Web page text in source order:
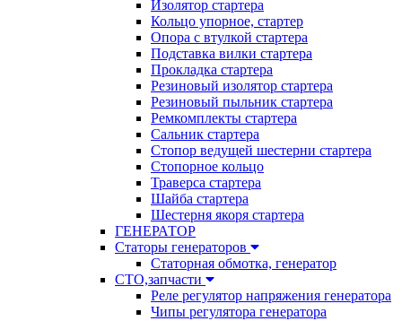
Изолятор стартера
Кольцо упорное, стартер
Опора с втулкой стартера
Подставка вилки стартера
Прокладка стартера
Резиновый изолятор стартера
Резиновый пыльник стартера
Ремкомплекты стартера
Сальник стартера
Стопор ведущей шестерни стартера
Стопорное кольцо
Траверса стартера
Шайба стартера
Шестерня якоря стартера
ГЕНЕРАТОР
Статоры генераторов
Статорная обмотка, генератор
СТО,запчасти
Реле регулятор напряжения генератора
Чипы регулятора генератора